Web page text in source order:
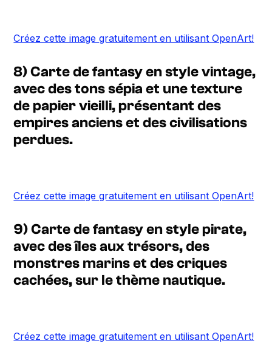
Créez cette image gratuitement en utilisant OpenArt!
8) Carte de fantasy en style vintage,
avec des tons sépia et une texture
de papier vieilli, présentant des
empires anciens et des civilisations
perdues.
Créez cette image gratuitement en utilisant OpenArt!
9) Carte de fantasy en style pirate,
avec des îles aux trésors, des
monstres marins et des criques
cachées, sur le thème nautique.
Créez cette image gratuitement en utilisant OpenArt!